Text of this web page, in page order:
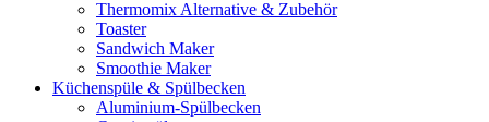
Thermomix Alternative & Zubehör
Toaster
Sandwich Maker
Smoothie Maker
Küchenspüle & Spülbecken
Aluminium-Spülbecken